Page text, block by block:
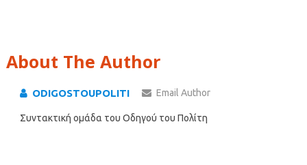
About The Author
ODIGOSTOUPOLITI Email Author
Συντακτική ομάδα του Οδηγού του Πολίτη